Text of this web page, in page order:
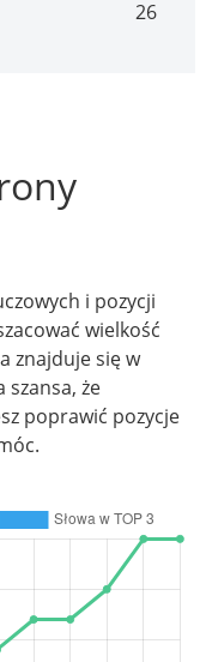
26
i pozycji
wielkość
znajduje się w
szansa, że
poprawić pozycje